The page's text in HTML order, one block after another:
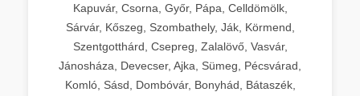
Kapuvár, Csorna, Győr, Pápa, Celldömölk,
Sárvár, Kőszeg, Szombathely, Ják, Körmend,
Szentgotthárd, Csepreg, Zalalövő, Vasvár,
Jánosháza, Devecser, Ajka, Sümeg, Pécsvárad,
Komló, Sásd, Dombóvár, Bonyhád, Bátaszék,